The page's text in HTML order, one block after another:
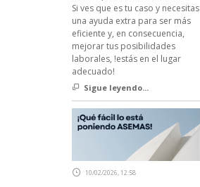
Si ves que es tu caso y necesitas
una ayuda extra para ser más
eficiente y, en consecuencia,
mejorar tus posibilidades
laborales, !estás en el lugar
adecuado!
Sigue leyendo...
10/02/2026, 12:58